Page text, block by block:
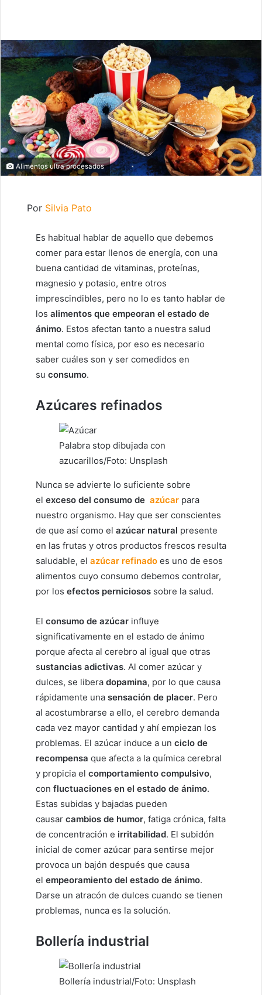
Alimentos ultra procesados
Por Silvia Pato
Es habitual hablar de aquello que debemos
comer para estar llenos de energía, con una
buena cantidad de vitaminas, proteínas,
magnesio y potasio, entre otros
imprescindibles, pero no lo es tanto hablar de
los alimentos que empeoran el estado de
ánimo. Estos afectan tanto a nuestra salud
mental como física, por eso es necesario
saber cuáles son y ser comedidos en
su consumo.
Azúcares refinados
Palabra stop dibujada con
azucarillos/Foto: Unsplash
Nunca se advierte lo suficiente sobre
el exceso del consumo de azúcar para
nuestro organismo. Hay que ser conscientes
de que así como el azúcar natural presente
en las frutas y otros productos frescos resulta
saludable, el azúcar refinado es uno de esos
alimentos cuyo consumo debemos controlar,
por los efectos perniciosos sobre la salud.
El consumo de azúcar influye
significativamente en el estado de ánimo
porque afecta al cerebro al igual que otras
sustancias adictivas. Al comer azúcar y
dulces, se libera dopamina, por lo que causa
rápidamente una sensación de placer. Pero
al acostumbrarse a ello, el cerebro demanda
cada vez mayor cantidad y ahí empiezan los
problemas. El azúcar induce a un ciclo de
recompensa que afecta a la química cerebral
y propicia el comportamiento compulsivo,
con fluctuaciones en el estado de ánimo.
Estas subidas y bajadas pueden
causar cambios de humor, fatiga crónica, falta
de concentración e irritabilidad. El subidón
inicial de comer azúcar para sentirse mejor
provoca un bajón después que causa
el empeoramiento del estado de ánimo.
Darse un atracón de dulces cuando se tienen
problemas, nunca es la solución.
Bollería industrial
Bollería industrial/Foto: Unsplash